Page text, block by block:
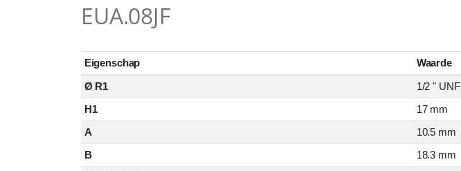
EUA.08JF
Eigenschap
Waarde
Ø R1
1/2 " UNF
H1
17 mm
A
10.5 mm
B
18.3 mm